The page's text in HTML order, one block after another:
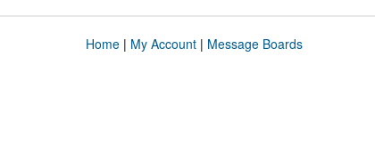
Home| My Account| Message Boards